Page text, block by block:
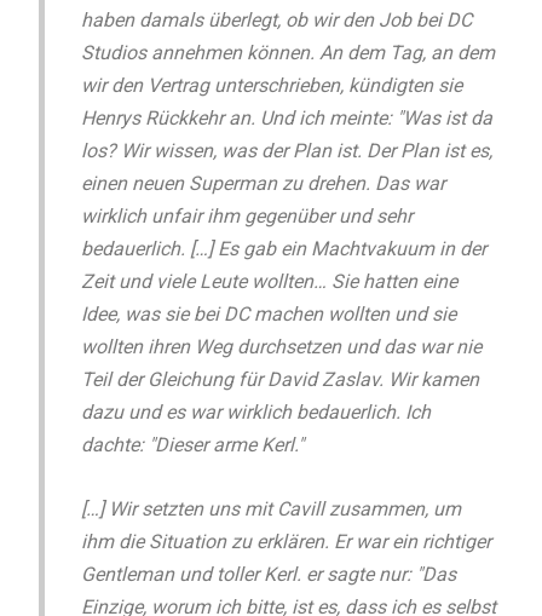
haben damals überlegt, ob wir den Job bei DC
Studios annehmen können. An dem Tag, an dem
wir den Vertrag unterschrieben, kündigten sie
Henrys Rückkehr an. Und ich meinte: "Was ist da
los? Wir wissen, was der Plan ist. Der Plan ist es,
einen neuen Superman zu drehen. Das war
wirklich unfair ihm gegenüber und sehr
bedauerlich. […] Es gab ein Machtvakuum in der
Zeit und viele Leute wollten… Sie hatten eine
Idee, was sie bei DC machen wollten und sie
wollten ihren Weg durchsetzen und das war nie
Teil der Gleichung für David Zaslav. Wir kamen
dazu und es war wirklich bedauerlich. Ich
dachte: "Dieser arme Kerl."
[…] Wir setzten uns mit Cavill zusammen, um
ihm die Situation zu erklären. Er war ein richtiger
Gentleman und toller Kerl. er sagte nur: "Das
Einzige, worum ich bitte, ist es, dass ich es selbst